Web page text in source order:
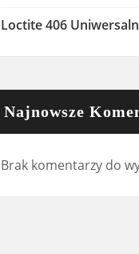
Loctite 406
Najnowsze
Brak komentarzy do